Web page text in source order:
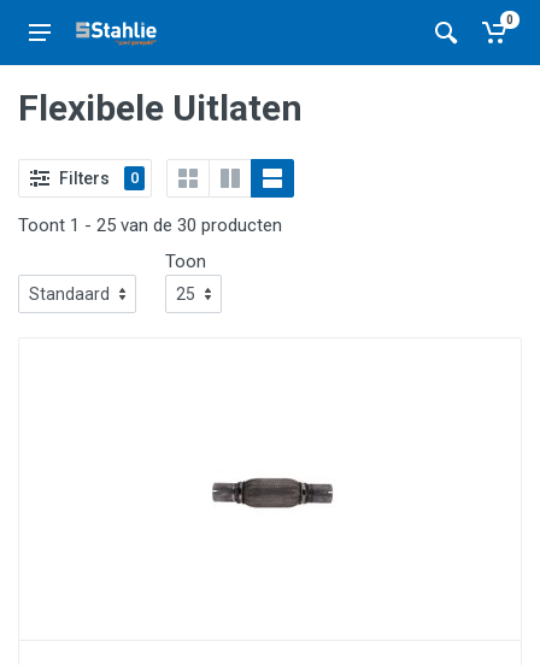
0
Flexibele Uitlaten
Filters 0
Toont 1 - 25 van de 30 producten
Toon